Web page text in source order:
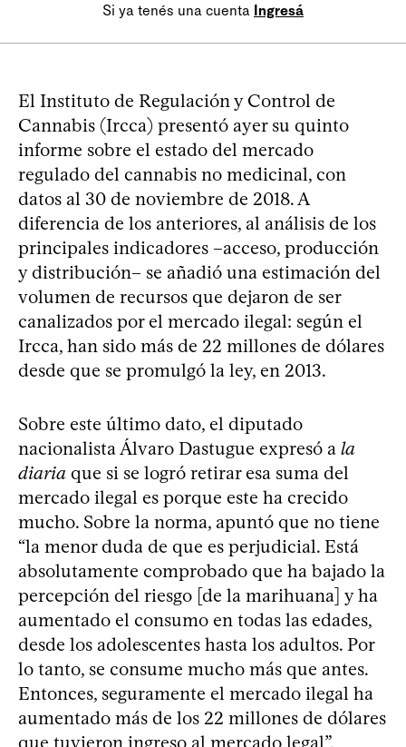
Si ya tenés una cuenta Ingresá
El Instituto de Regulación y Control de
Cannabis (Ircca) presentó ayer su quinto
informe sobre el estado del mercado
regulado del cannabis no medicinal, con
datos al 30 de noviembre de 2018. A
diferencia de los anteriores, al análisis de los
principales indicadores –acceso, producción
y distribución– se añadió una estimación del
volumen de recursos que dejaron de ser
canalizados por el mercado ilegal: según el
Ircca, han sido más de 22 millones de dólares
desde que se promulgó la ley, en 2013.
Sobre este último dato, el diputado
nacionalista Álvaro Dastugue expresó a la
diaria que si se logró retirar esa suma del
mercado ilegal es porque este ha crecido
mucho. Sobre la norma, apuntó que no tiene
“la menor duda de que es perjudicial. Está
absolutamente comprobado que ha bajado la
percepción del riesgo [de la marihuana] y ha
aumentado el consumo en todas las edades,
desde los adolescentes hasta los adultos. Por
lo tanto, se consume mucho más que antes.
Entonces, seguramente el mercado ilegal ha
aumentado más de los 22 millones de dólares
que tuvieron ingreso al mercado legal”,